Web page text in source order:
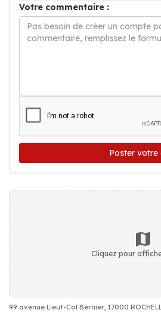
Votre commentaire :
Poster votre
Cliquez pour
99 avenue Lieut-Col Bernier, 17000